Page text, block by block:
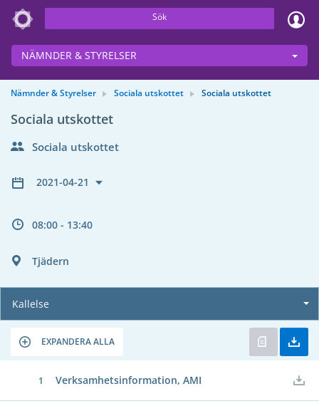
Sök
NÄMNDER & STYRELSER
Nämnder & Styrelser Sociala utskottet Sociala utskottet
Sociala utskottet
Sociala utskottet
2021-04-21
08:00 - 13:40
Tjädern
Kallelse
EXPANDERA ALLA
1 Verksamhetsinformation, AMI